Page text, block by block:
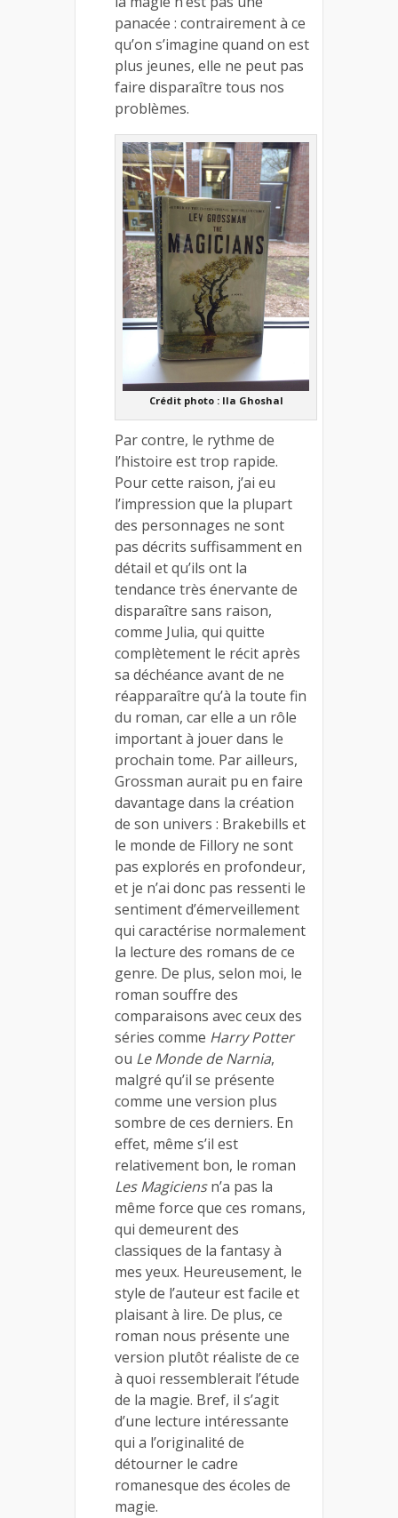
panacée : contrairement à ce
qu’on s’imagine quand on est
plus jeunes, elle ne peut pas
faire disparaître tous nos
problèmes.
Crédit photo : Ila Ghoshal
Par contre, le rythme de
l’histoire est trop rapide.
Pour cette raison, j’ai eu
l’impression que la plupart
des personnages ne sont
pas décrits suffisamment en
détail et qu’ils ont la
tendance très énervante de
disparaître sans raison,
comme Julia, qui quitte
complètement le récit après
sa déchéance avant de ne
réapparaître qu’à la toute fin
du roman, car elle a un rôle
important à jouer dans le
prochain tome. Par ailleurs,
Grossman aurait pu en faire
davantage dans la création
de son univers : Brakebills et
le monde de Fillory ne sont
pas explorés en profondeur,
et je n’ai donc pas ressenti le
sentiment d’émerveillement
qui caractérise normalement
la lecture des romans de ce
genre. De plus, selon moi, le
roman souffre des
comparaisons avec ceux des
séries comme Harry Potter
ou Le Monde de Narnia,
malgré qu’il se présente
comme une version plus
sombre de ces derniers. En
effet, même s’il est
relativement bon, le roman
Les Magiciensn’a pas la
même force que ces romans,
qui demeurent des
classiques de la fantasy à
mes yeux. Heureusement, le
style de l’auteur est facile et
plaisant à lire. De plus, ce
roman nous présente une
version plutôt réaliste de ce
à quoi ressemblerait l’étude
de la magie. Bref, il s’agit
d’une lecture intéressante
qui a l’originalité de
détourner le cadre
romanesque des écoles de
magie.